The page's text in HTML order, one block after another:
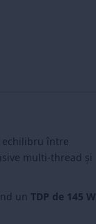
echilibru între
multi-thread și
un TDP de 145 W